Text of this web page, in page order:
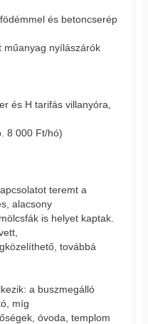
és betoncserép
műanyag nyílászárók
és H tarifás villanyóra,
8 000 Ft/hó)
teremt a
alacsony
is helyet kaptak.
továbbá
a buszmegálló
míg
óvoda, templom